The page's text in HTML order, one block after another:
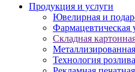
Продукция и услуги
Ювелирная и
Фармацевтическая
Складная
Технология